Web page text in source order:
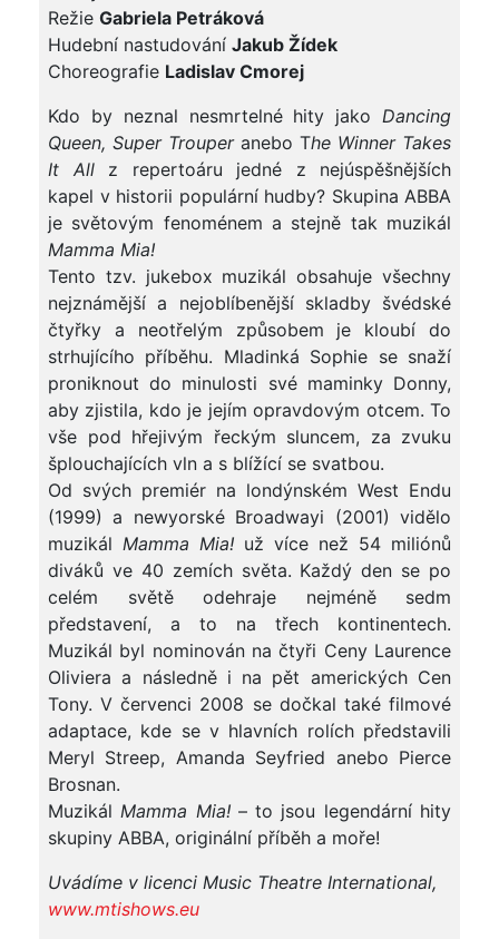
Režie Gabriela Petráková
Hudební nastudování Jakub Žídek
Choreografie Ladislav Cmorej
Kdo by neznal nesmrtelné hity jako Dancing
Queen, Super Trouperanebo The Winner Takes
It Allz repertoáru jedné z nejúspěšnějších
kapel v historii populární hudby? Skupina ABBA
je světovým fenoménem a stejně tak muzikál
Mamma Mia!
Tento tzv. jukebox muzikál obsahuje všechny
nejznámější a nejoblíbenější skladby švédské
čtyřky a neotřelým způsobem je kloubí do
strhujícího příběhu. Mladinká Sophie se snaží
proniknout do minulosti své maminky Donny,
aby zjistila, kdo je jejím opravdovým otcem. To
vše pod hřejivým řeckým sluncem, za zvuku
šplouchajících vln a s blížící se svatbou.
Od svých premiér na londýnském West Endu
(1999) a newyorské Broadwayi (2001) vidělo
muzikál Mamma Mia! už více než 54 miliónů
diváků ve 40 zemích světa. Každý den se po
celém světě odehraje nejméně sedm
představení, a to na třech kontinentech.
Muzikál byl nominován na čtyři Ceny Laurence
Oliviera a následně i na pět amerických Cen
Tony. V červenci 2008 se dočkal také filmové
adaptace, kde se v hlavních rolích představili
Meryl Streep, Amanda Seyfried anebo Pierce
Brosnan.
MuzikálMamma Mia!– to jsou legendární hity
skupiny ABBA, originální příběh a moře!
Uvádíme v licenci Music Theatre International,
www.mtishows.eu